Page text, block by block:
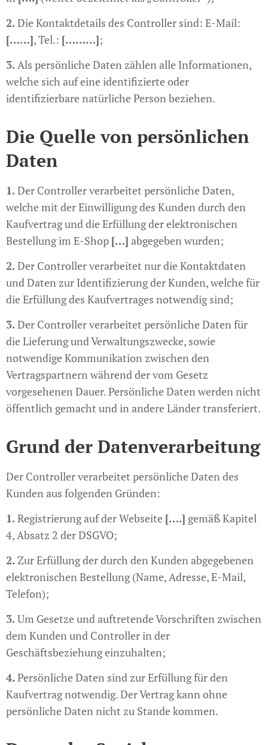
2. Die Kontaktdetails des Controller sind: E-Mail:
[……], Tel.: [………];
3. Als persönliche Daten zählen alle Informationen,
welche sich auf eine identifizierte oder
identifizierbare natürliche Person beziehen.
Die Quelle von persönlichen
Daten
1. Der Controller verarbeitet persönliche Daten,
welche mit der Einwilligung des Kunden durch den
Kaufvertrag und die Erfüllung der elektronischen
Bestellung im E-Shop […] abgegeben wurden;
2. Der Controller verarbeitet nur die Kontaktdaten
und Daten zur Identifizierung der Kunden, welche für
die Erfüllung des Kaufvertrages notwendig sind;
3. Der Controller verarbeitet persönliche Daten für
die Lieferung und Verwaltungszwecke, sowie
notwendige Kommunikation zwischen den
Vertragspartnern während der vom Gesetz
vorgesehenen Dauer. Persönliche Daten werden nicht
öffentlich gemacht und in andere Länder transferiert.
Grund der Datenverarbeitung
Der Controller verarbeitet persönliche Daten des
Kunden aus folgenden Gründen:
1. Registrierung auf der Webseite [….] gemäß Kapitel
4, Absatz 2 der DSGVO;
2. Zur Erfüllung der durch den Kunden abgegebenen
elektronischen Bestellung (Name, Adresse, E-Mail,
Telefon);
3. Um Gesetze und auftretende Vorschriften zwischen
dem Kunden und Controller in der
Geschäftsbeziehung einzuhalten;
4. Persönliche Daten sind zur Erfüllung für den
Kaufvertrag notwendig. Der Vertrag kann ohne
persönliche Daten nicht zu Stande kommen.